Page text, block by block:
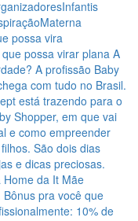
possa vira